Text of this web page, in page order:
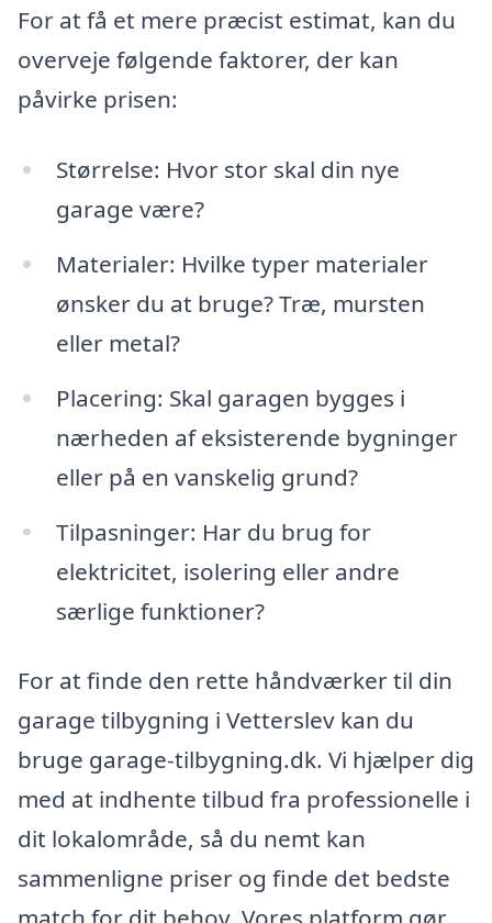
For at få et mere præcist estimat, kan du
overveje følgende faktorer, der kan
påvirke prisen:
Størrelse: Hvor stor skal din nye
garage være?
Materialer: Hvilke typer materialer
ønsker du at bruge? Træ, mursten
eller metal?
Placering: Skal garagen bygges i
nærheden af eksisterende bygninger
eller på en vanskelig grund?
Tilpasninger: Har du brug for
elektricitet, isolering eller andre
særlige funktioner?
For at finde den rette håndværker til din
garage tilbygning i Vetterslev kan du
bruge garage-tilbygning.dk. Vi hjælper dig
med at indhente tilbud fra professionelle i
dit lokalområde, så du nemt kan
sammenligne priser og finde det bedste